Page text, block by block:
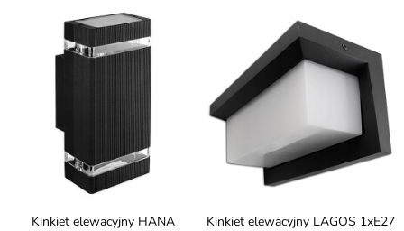
Kinkiet elewacyjny HANA
Kinkiet elewacyjny LAGOS 1xE27